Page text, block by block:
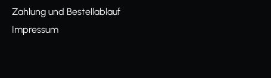
Zahlung und Bestellablauf
Impressum